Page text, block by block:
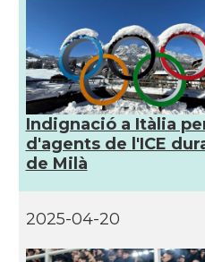
Indignació a Itàlia
d'agents de l'ICE
de Milà
2025-04-20